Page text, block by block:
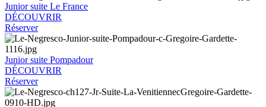
Junior suite Le France
DÉCOUVRIR
Réserver
Junior suite Pompadour
DÉCOUVRIR
Réserver